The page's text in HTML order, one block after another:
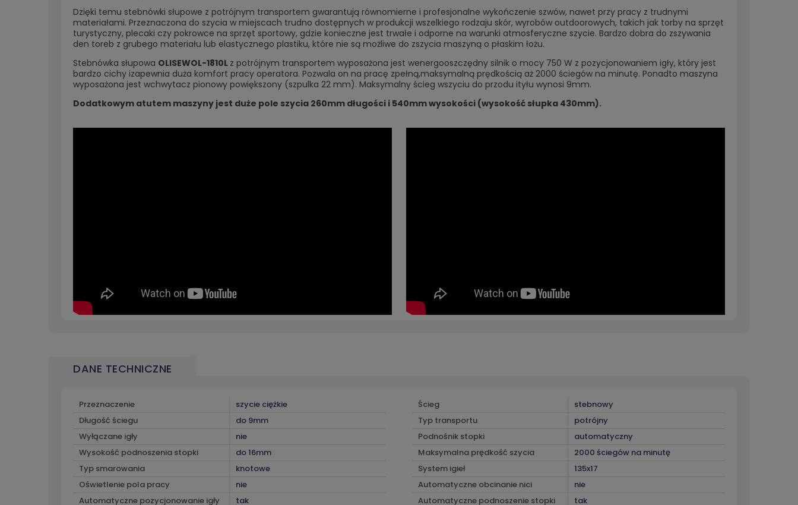
Dzięki temu stebnówki słupowe z potrójnym transportem gwarantują równomierne i profesjonalne wykończenie szwów, nawet przy pracy z trudnymi
materiałami. Przeznaczona do szycia w miejscach trudno dostępnych w produkcji wszelkiego rodzaju skór, wyrobów outdoorowych, takich jak torby na sprzęt
turystyczny, plecaki czy pokrowce na sprzęt sportowy, gdzie konieczne jest trwałe i odporne na warunki atmosferyczne szycie. Bardzo dobra do zszywania
den toreb z grubego materiału lub elastycznego plastiku, które nie są możliwe do zszycia maszyną o płaskim łożu.
Stebnówka słupowa OLISEWOL-1810L z potrójnym transportem wyposażona jest wenergooszczędny silnik o mocy 750 W z pozycjonowaniem igły, który jest
bardzo cichy izapewnia duża komfort pracy operatora. Pozwala on na pracę zpełną,maksymalną prędkością aż 2000 ściegów na minutę. Ponadto maszyna
wyposażona jest wchwytacz pionowy powiększony (szpulka 22 mm). Maksymalny ścieg wszyciu do przodu ityłu wynosi 9mm.
Dodatkowym atutem maszyny jest duże pole szycia 260mm długości i 540mm wysokości (wysokość słupka 430mm).
DANE TECHNICZNE
Przeznaczenie szycie ciężkie Ścieg
stebnowy
Długość ściegu
do 9mm Typ transportu
potrójny
Wyłączane igły
nie Podnośnik stopki
automatyczny
Wysokość podnoszenia stopki
do 16mm Maksymalna prędkość szycia
2000 ściegów na minutę
Typ smarowania
knotowe System igieł
135x17
Oświetlenie pola pracy
nie Automatyczne obcinanie nici
nie
Automatyczne pozycjonowanie igły
tak Automatyczne podnoszenie stopki
tak